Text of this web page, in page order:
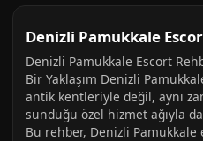
Denizli Pamukkale
Denizli Pamukkale Escort
Bir Yaklaşım Denizli
antik kentleriyle değil, aynı
sunduğu özel hizmet ağıyla
Bu rehber, Denizli Pamukkale